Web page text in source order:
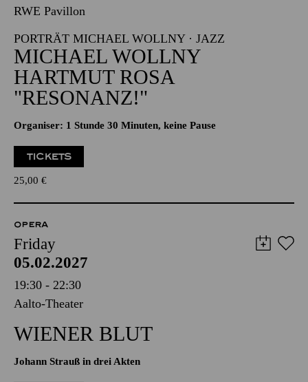
RWE Pavillon
PORTRÄT MICHAEL WOLLNY · JAZZ
MICHAEL WOLLNY
HARTMUT ROSA
"RESONANZ!"
Organiser: 1 Stunde 30 Minuten, keine Pause
TICKETS
25,00 €
OPERA
Friday
05.02.2027
19:30 - 22:30
Aalto-Theater
WIENER BLUT
Johann Strauß in drei Akten